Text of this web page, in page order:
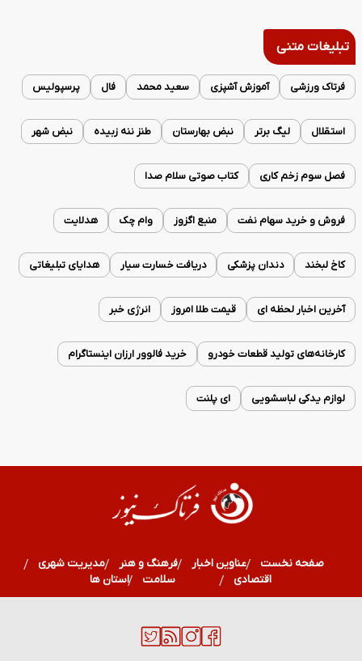
تبلیغات متنی
فرتاک ورزشی آموزش آشپزی سعید محمد فال پرسپولیس
استقلال لیگ برتر نبض بهارستان طنز ننه زبیده نبض شهر
فصل سوم زخم کاری کتاب صوتی سلام صدا
فروش و خرید سهام نفت منبع اگزوز وام چک هدلایت
کاخ لبخند دندان پزشکی دریافت خسارت سیار هدایای تبلیغاتی
آخرین اخبار لحظه ای قیمت طلا امروز انرژی خبر
کارخانه‌های تولید قطعات خودرو خرید فالوور ارزان اینستاگرام
لوازم یدکی لباسشویی ای پلنت
صفحه نخست عناوین اخبار فرهنگ و هنر
مدیریت شهری
اقتصادی
ورزشی سلامت استان ها